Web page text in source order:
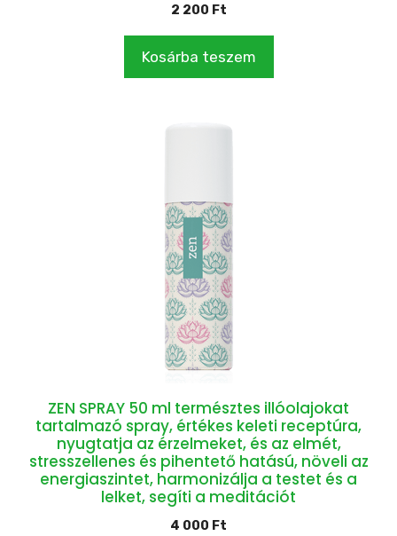
2 200 Ft
Kosárba teszem
ZEN SPRAY 50 ml természtes illóolajokat
tartalmazó spray, értékes keleti receptúra,
nyugtatja az érzelmeket, és az elmét,
stresszellenes és pihentető hatású, növeli az
energiaszintet, harmonizálja a testet és a
lelket, segíti a meditációt
4 000 Ft